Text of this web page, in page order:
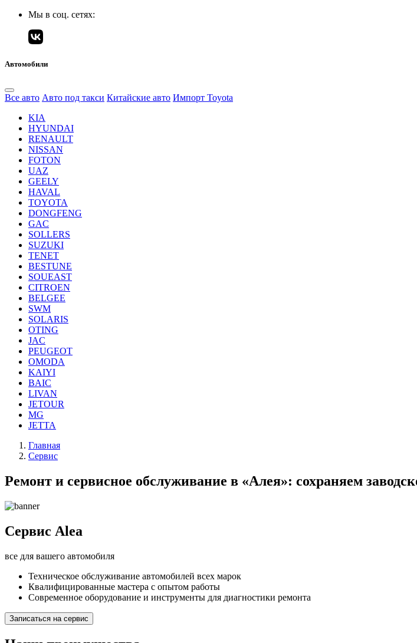
Мы в соц. сетях:
Автомобили
Все авто Авто под такси Китайские авто Импорт Toyota
KIA
HYUNDAI
RENAULT
NISSAN
FOTON
UAZ
GEELY
HAVAL
TOYOTA
DONGFENG
GAC
SOLLERS
SUZUKI
TENET
BESTUNE
SOUEAST
CITROEN
BELGEE
SWM
SOLARIS
OTING
JAC
PEUGEOT
OMODA
KAIYI
BAIC
LIVAN
JETOUR
MG
JETTA
Главная
Сервис
Ремонт и сервисное обслуживание в «Алея»: сохраняем
Сервис Alea
все для вашего автомобиля
Техническое обслуживание автомобилей всех марок
Квалифицированные мастера с опытом работы
Современное оборудование и инструменты для диагностики ремонта
Записаться на сервис